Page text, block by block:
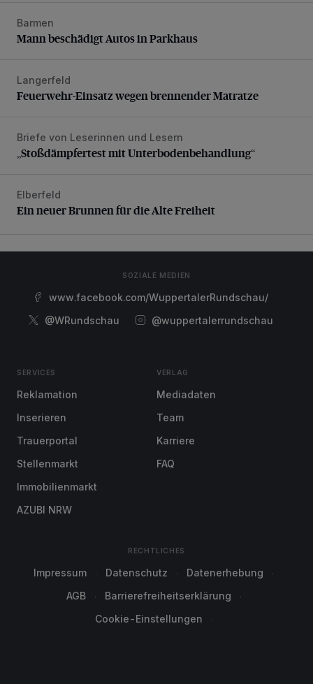
Mann beschädigt Autos in Parkhaus
Barmen
Mann beschädigt Autos in Parkhaus
Feuerwehr-Einsatz wegen brennender Matratze
Langerfeld
Feuerwehr-Einsatz wegen brennender Matratze
„Stoßdämpfertest mit Unterbodenbehandlung“
Briefe von Leserinnen und Lesern
„Stoßdämpfertest mit Unterbodenbehandlung“
Ein neuer Brunnen für die Alte Freiheit
Elberfeld
Ein neuer Brunnen für die Alte Freiheit
SOZIALE MEDIEN
www.facebook.com/WuppertalerRundschau/
@WRundschau
@wuppertalerrundschau
SERVICES
Reklamation
Inserieren
Trauerportal
Stellenmarkt
Immobilienmarkt
AZUBI NRW
VERLAG
Mediadaten
Team
Karriere
FAQ
RECHTLICHES
Impressum Datenschutz
Datenerhebung
AGB
Barrierefreiheitserklärung
Cookie-Einstellungen